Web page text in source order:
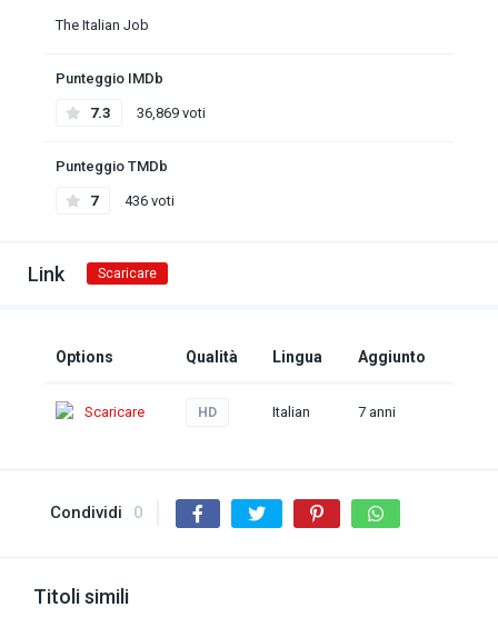
The Italian Job
Punteggio IMDb
7.3 36,869 voti
Punteggio TMDb
7 436 voti
Link Scaricare
Options Qualità Lingua Aggiunto
Scaricare HD Italian 7 anni
Condividi 0
Titoli simili